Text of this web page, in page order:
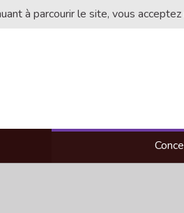
à parcourir le site, vous